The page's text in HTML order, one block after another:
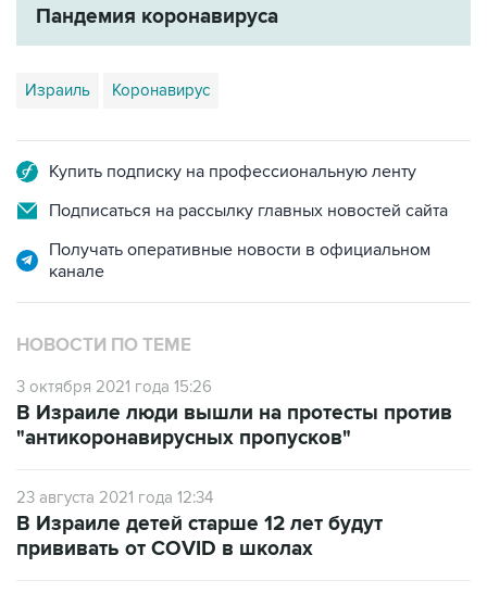
Израиль Коронавирус
Подписаться на рассылку главных новостей сайта
Получать оперативные новости в официальном
НОВОСТИ ПО ТЕМЕ
3 октября 2021 года 15:26
"антикоронавирусных пропусков"
23 августа 2021 года 12:34
прививать от COVID в школах
30 июля 2021 года 03:20